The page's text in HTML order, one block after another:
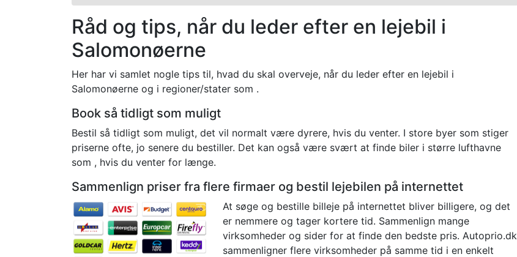
Råd og tips, når du leder efter en lejebil i
Salomonøerne
Her har vi samlet nogle tips til, hvad du skal overveje, når du leder efter en lejebil i
Salomonøerne og i regioner/stater som .
Book så tidligt som muligt
Bestil så tidligt som muligt, det vil normalt være dyrere, hvis du venter. I store byer som stiger
priserne ofte, jo senere du bestiller. Det kan også være svært at finde biler i større lufthavne
som , hvis du venter for længe.
Sammenlign priser fra flere firmaer og bestil lejebilen på internettet
At søge og bestille billeje på internettet bliver billigere, og det
er nemmere og tager kortere tid. Sammenlign mange
virksomheder og sider for at finde den bedste pris. Autoprio.dk
sammenligner flere virksomheder på samme tid i en enkelt